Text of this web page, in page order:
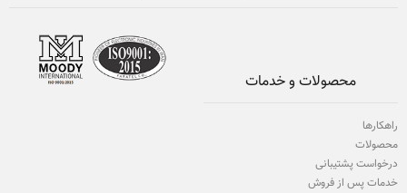
محصولات و خدمات
راهکارها
محصولات
درخواست پشتیبانی
خدمات پس از فروش